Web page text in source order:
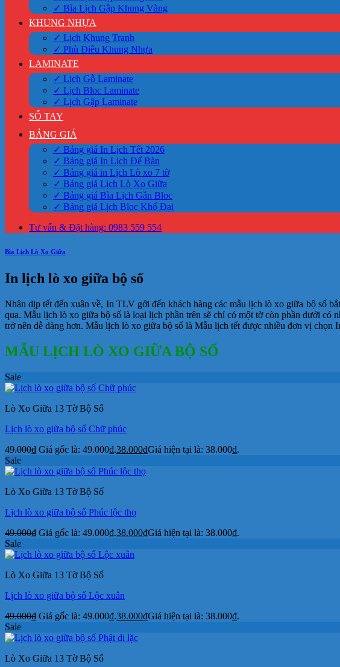
✓ Bìa Lịch Gập Khung Vàng
KHUNG NHỰA
✓ Lịch Khung Tranh
✓ Phù Điêu Khung Nhựa
LAMINATE
✓ Lịch Gỗ Laminate
✓ Lịch Bloc Laminate
✓ Lịch Gập Laminate
SỔ TAY
BẢNG GIÁ
✓ Bảng giá In Lịch Tết 2026
✓ Bảng giá In Lịch Để Bàn
✓ Bảng giá in Lịch Lò xo 7 tờ
✓ Bảng giá Lịch Lò Xo Giữa
✓ Bảng giá Bìa Lịch Gắn Bloc
✓ Bảng giá Lịch Bloc Khổ Đại
Tư vấn & Đặt hàng: 0983 559 554
Bìa Lịch Lò Xo Giữa
In lịch lò xo giữa bộ số
Nhân dịp tết đến xuân về, In TLV gởi đến khách hàng các mẫu lịch lò xo giữa bộ số
qua. Mẫu lịch lò xo giữa bộ số là loại lịch phần trên sẽ chỉ có một tờ còn phần dưới có
trở nên dễ dàng hơn. Mẫu lịch lò xo giữa bộ số là Mẫu lịch tết được nhiều đơn vị chọn
MẪU LỊCH LÒ XO GIỮA BỘ SỐ
Sale
Lò Xo Giữa 13 Tờ Bộ Số
Lịch lò xo giữa bộ số Chữ phúc
49.000₫ Giá gốc là: 49.000₫.38.000₫Giá hiện tại là: 38.000₫.
Sale
Lò Xo Giữa 13 Tờ Bộ Số
Lịch lò xo giữa bộ số Phúc lộc thọ
49.000₫ Giá gốc là: 49.000₫.38.000₫Giá hiện tại là: 38.000₫.
Sale
Lò Xo Giữa 13 Tờ Bộ Số
Lịch lò xo giữa bộ số Lộc xuân
49.000₫ Giá gốc là: 49.000₫.38.000₫Giá hiện tại là: 38.000₫.
Sale
Lò Xo Giữa 13 Tờ Bộ Số